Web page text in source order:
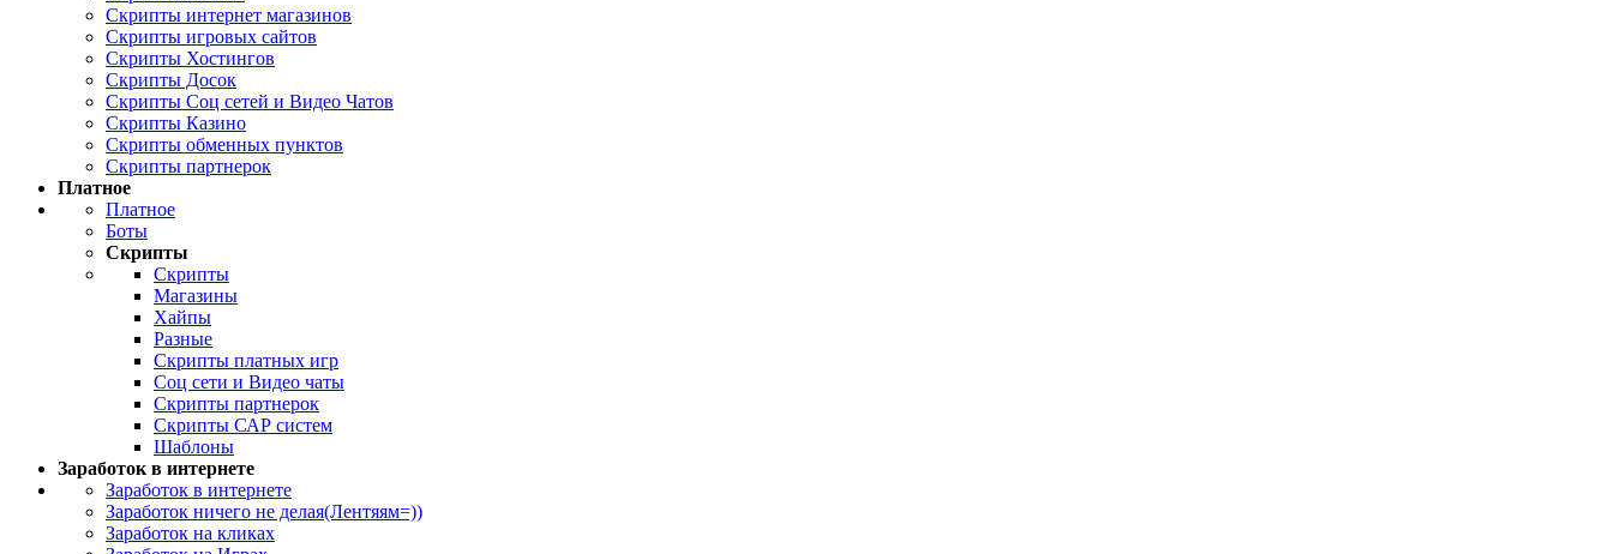
Скрипты интернет магазинов
Скрипты игровых сайтов
Скрипты Хостингов
Скрипты Досок
Скрипты Соц сетей и Видео Чатов
Скрипты Казино
Скрипты обменных пунктов
Скрипты партнерок
Платное
Платное
Боты
Скрипты
Скрипты
Магазины
Хайпы
Разные
Скрипты платных игр
Соц сети и Видео чаты
Скрипты партнерок
Скрипты САР систем
Шаблоны
Заработок в интернете
Заработок в интернете
Заработок ничего не делая(Лентяям=))
Заработок на кликах